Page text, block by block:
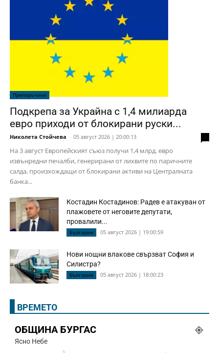
Препоръчани
Подкрепа за Украйна с 1,4 милиарда
евро приходи от блокирани руски...
Николета Стойчева - 05 август 2026 | 20:00:13
На 3 август Европейският съюз получи 1,4 млрд. евро
извънредни печалби, генерирани от лихвите по паричните
салда, произхождащи от блокирани активи на Централната
банка...
Костадин Костадинов: Радев е атакуван от
плажoвете от неговите депутати,
провалили...
България 05 август 2026 | 19:00:59
Нови нощни влакове свързват София и
Силистра?
България 05 август 2026 | 18:00:23
ВРЕМЕТО
ОБЩИНА БУРГАС
Ясно Небе